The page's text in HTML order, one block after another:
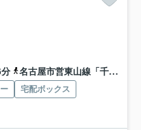
名古屋市営東山線「千種」駅 徒歩12分
宅配ボックス